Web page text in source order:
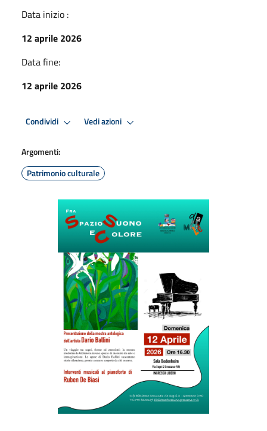
Data inizio :
12 aprile 2026
Data fine:
12 aprile 2026
Condividi Vedi azioni
Argomenti:
Patrimonio culturale